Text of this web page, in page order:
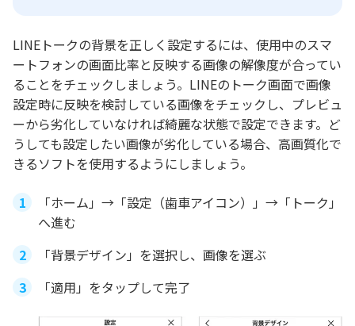
LINEトークの背景を正しく設定するには、使用中のスマ
ートフォンの画面比率と反映する画像の解像度が合ってい
ることをチェックしましょう。LINEのトーク画面で画像
設定時に反映を検討している画像をチェックし、プレビュ
ーから劣化していなければ綺麗な状態で設定できます。ど
うしても設定したい画像が劣化している場合、高画質化で
きるソフトを使用するようにしましょう。
「ホーム」→「設定（歯車アイコン）」→「トーク」
へ進む
「背景デザイン」を選択し、画像を選ぶ
「適用」をタップして完了